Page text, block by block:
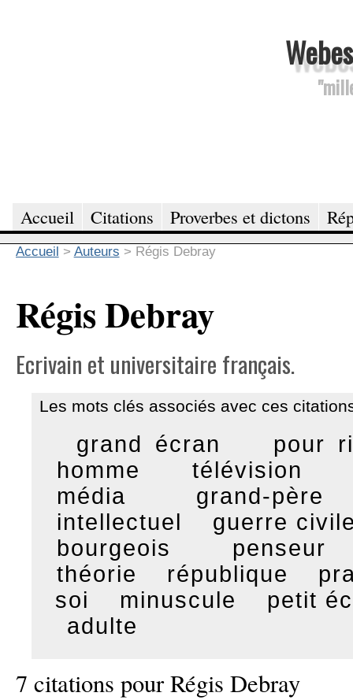
Accueil Citations Proverbes et dictons
Accueil > Auteurs > Régis Debray
Régis Debray
Ecrivain et universitaire français.
Les mots clés associés avec ces
grand écran
pour
homme
télévision
média
grand-père
intellectuel
guerre
bourgeois
penseur
théorie
république
soi
minuscule
petit
adulte
7 citations pour Régis Debray